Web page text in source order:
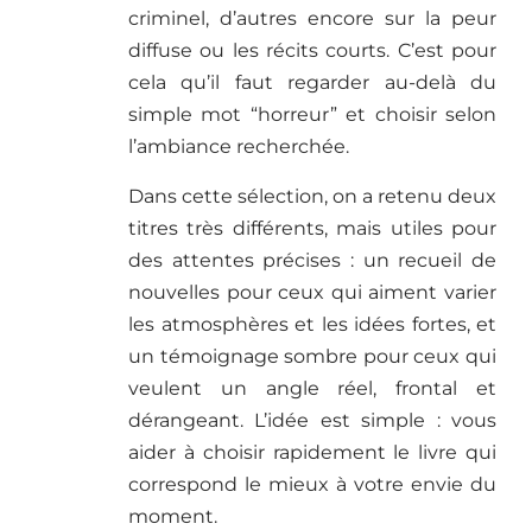
criminel, d’autres encore sur la peur
diffuse ou les récits courts. C’est pour
cela qu’il faut regarder au-delà du
simple mot “horreur” et choisir selon
l’ambiance recherchée.
Dans cette sélection, on a retenu deux
titres très différents, mais utiles pour
des attentes précises : un recueil de
nouvelles pour ceux qui aiment varier
les atmosphères et les idées fortes, et
un témoignage sombre pour ceux qui
veulent un angle réel, frontal et
dérangeant. L’idée est simple : vous
aider à choisir rapidement le livre qui
correspond le mieux à votre envie du
moment.